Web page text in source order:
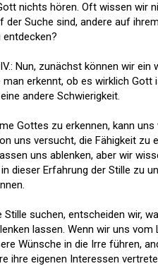
nichts hören. Oft wissen wir
der Suche sind, andere auf
entdecken?
Nun, zunächst können wir
erkennt, ob es wirklich
andere Schwierigkeit.
Gottes zu erkennen, kann
uns versucht, die Fähigkeit zu
uns ablenken, aber wir
dieser Erfahrung der Stille zu
Stille suchen, entscheiden wir,
lassen. Wenn wir uns
Wünsche in die Irre führen,
ihre eigenen Interessen